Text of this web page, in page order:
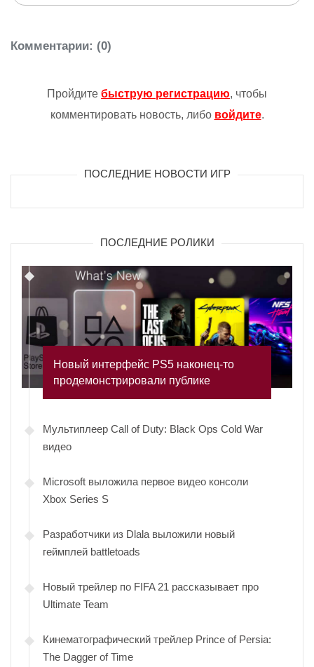
Комментарии: (0)
Пройдите быструю регистрацию, чтобы
комментировать новость, либо войдите.
ПОСЛЕДНИЕ НОВОСТИ ИГР
ПОСЛЕДНИЕ РОЛИКИ
Новый интерфейс PS5 наконец-то
продемонстрировали публике
Мультиплеер Call of Duty: Black Ops Cold War
видео
Microsoft выложила первое видео консоли
Xbox Series S
Разработчики из Dlala выложили новый
геймплей battletoads
Новый трейлер по FIFA 21 рассказывает про
Ultimate Team
Кинематографический трейлер Prince of Persia:
The Dagger of Time